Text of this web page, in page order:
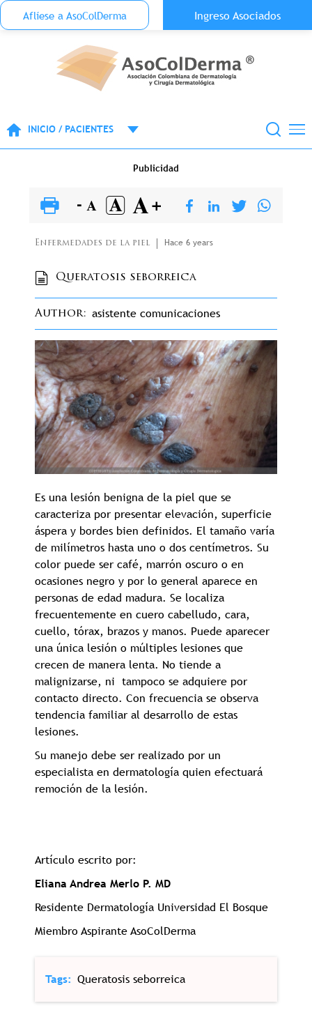
Pasar al contenido principal
Menu Top Anónimo
Aflíese a AsoColDerma Ingreso Asociados
INICIO / PACIENTES
Publicidad
Enfermedades de la piel Hace 6 years
Queratosis seborreica
Author asistente comunicaciones
Es una lesión benigna de la piel que se
caracteriza por presentar elevación, superficie
áspera y bordes bien definidos. El tamaño varía
de milímetros hasta uno o dos centímetros. Su
color puede ser café, marrón oscuro o en
ocasiones negro y por lo general aparece en
personas de edad madura. Se localiza
frecuentemente en cuero cabelludo, cara,
cuello, tórax, brazos y manos. Puede aparecer
una única lesión o múltiples lesiones que
crecen de manera lenta. No tiende a
malignizarse, ni tampoco se adquiere por
contacto directo. Con frecuencia se observa
tendencia familiar al desarrollo de estas
lesiones.
Su manejo debe ser realizado por un
especialista en dermatología quien efectuará
remoción de la lesión.
Artículo escrito por:
Eliana Andrea Merlo P. MD
Residente Dermatología Universidad El Bosque
Miembro Aspirante AsoColDerma
Tags Queratosis seborreica